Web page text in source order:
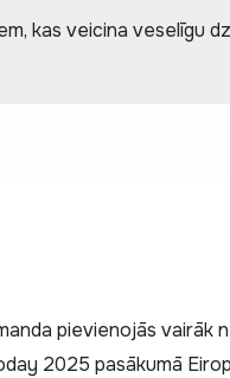
kas veicina veselīgu
pievienojās vairāk
2025 pasākumā